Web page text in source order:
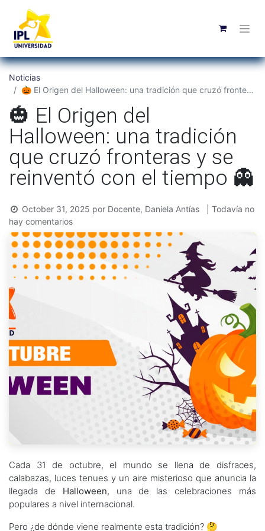
Noticias
🎃 El Origen del Halloween: una tradición que cruzó fronteras y se reinventó con el tiempo 👻
🎃 El Origen del
Halloween: una tradición
que cruzó fronteras y se
reinventó con el tiempo 👻
October 31, 2025 por Docente, Daniela Antías
| Todavía no
hay comentarios
Cada 31 de octubre, el mundo se llena de disfraces,
calabazas, luces tenues y un aire misterioso que anuncia la
llegada de Halloween, una de las celebraciones más
populares a nivel internacional.
Pero ¿de dónde viene realmente esta tradición? 🤔